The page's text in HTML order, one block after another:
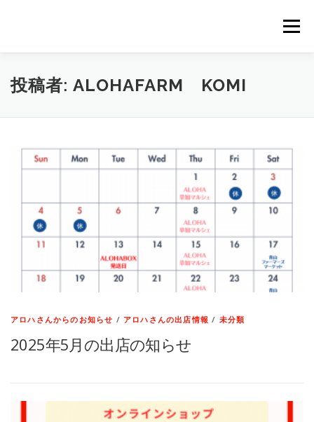
メニュー
HOME NEWS STAFF STORY 商品一覧
投稿者: ALOHAFARM KOMI
アロハさんからのお知らせ / アロハさんの出店情報 / 未分類
2025年5月の出店の知らせ